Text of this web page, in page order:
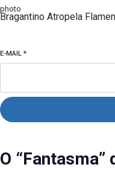
Bragantino Atropela
E-MAIL *
O